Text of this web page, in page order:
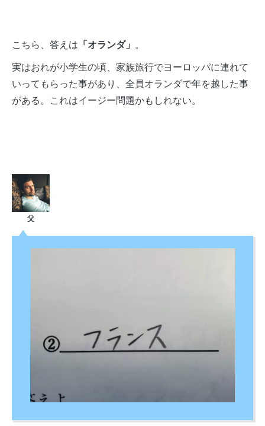
こちら、答えは 「オランダ」 。
実はおれが小学生の頃、家族旅行でヨーロッパに連れて
いってもらった事があり、全員オランダで年を越した事
がある。これはイージー問題かもしれない。